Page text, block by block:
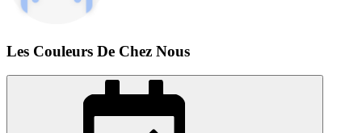
Les Couleurs De Chez Nous